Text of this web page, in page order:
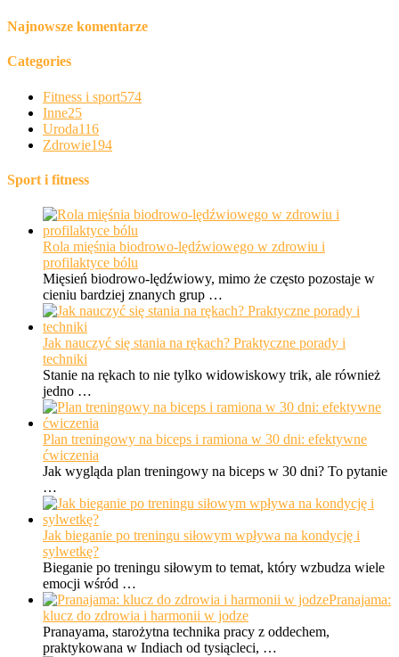
Najnowsze komentarze
Categories
Fitness i sport574
Inne25
Uroda116
Zdrowie194
Sport i fitness
Rola mięśnia biodrowo-lędźwiowego w zdrowiu i
profilaktyce bólu
Mięsień biodrowo-lędźwiowy, mimo że często pozostaje w
cieniu bardziej znanych grup …
Jak nauczyć się stania na rękach? Praktyczne porady i
techniki
Stanie na rękach to nie tylko widowiskowy trik, ale również
jedno …
Plan treningowy na biceps i ramiona w 30 dni: efektywne
ćwiczenia
Jak wygląda plan treningowy na biceps w 30 dni? To pytanie
…
Jak bieganie po treningu siłowym wpływa na kondycję i
sylwetkę?
Bieganie po treningu siłowym to temat, który wzbudza wiele
emocji wśród …
Pranajama:
klucz do zdrowia i harmonii w jodze
Pranayama, starożytna technika pracy z oddechem,
praktykowana w Indiach od tysiącleci, …